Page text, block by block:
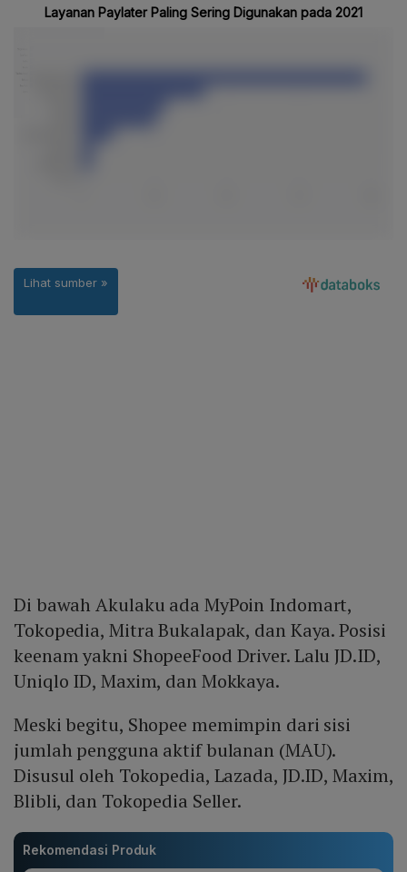
Di bawah Akulaku ada MyPoin Indomart,
Tokopedia, Mitra Bukalapak, dan Kaya. Posisi
keenam yakni ShopeeFood Driver. Lalu JD.ID,
Uniqlo ID, Maxim, dan Mokkaya.
Meski begitu, Shopee memimpin dari sisi
jumlah pengguna aktif bulanan (MAU).
Disusul oleh Tokopedia, Lazada, JD.ID, Maxim,
Blibli, dan Tokopedia Seller.
Rekomendasi Produk